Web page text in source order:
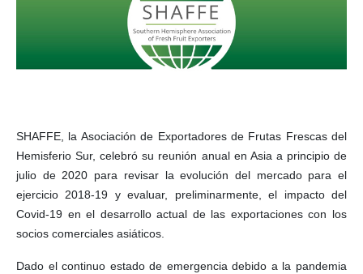
SHAFFE, la Asociación de Exportadores de Frutas Frescas del
Hemisferio Sur, celebró su reunión anual en Asia a principio de
julio de 2020 para revisar la evolución del mercado para el
ejercicio 2018-19 y evaluar, preliminarmente, el impacto del
Covid-19 en el desarrollo actual de las exportaciones con los
socios comerciales asiáticos.
Dado el continuo estado de emergencia debido a la pandemia